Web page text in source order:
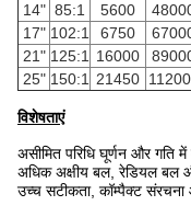
14" 85:1 5600
17" 102:1 6750
21" 125:1 16000
25" 150:1 21450
विशेषताएं
असीमित परिधि घूर्णन और गति
अधिक अक्षीय बल, रेडियल बल
उच्च सटीकता, कॉम्पैक्ट संरचना